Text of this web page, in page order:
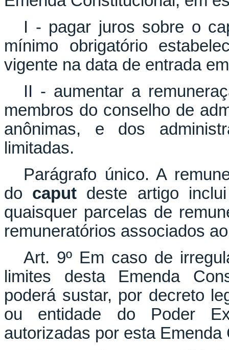
I - pagar juros sobre o
mínimo obrigatório
vigente na data de entrada
II - aumentar a
membros do conselho de
anônimas, e dos
limitadas.
Parágrafo único. A
do caput deste artigo
quaisquer parcelas de
remuneratórios associados
Art. 9º Em caso de
limites desta Emenda
poderá sustar, por decreto
ou entidade do Poder
autorizadas por esta Emenda